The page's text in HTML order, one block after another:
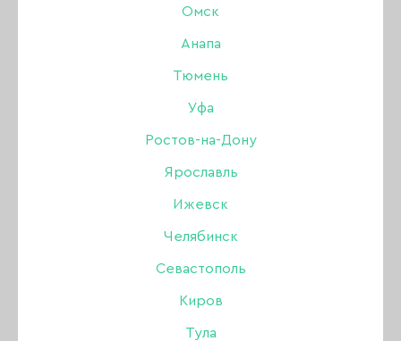
Омск
Анапа
Тюмень
Уфа
Ростов-на-Дону
Ярославль
Ижевск
Челябинск
Севастополь
Киров
Тула
однофазный Fast
Coffee time 02, 15 гр